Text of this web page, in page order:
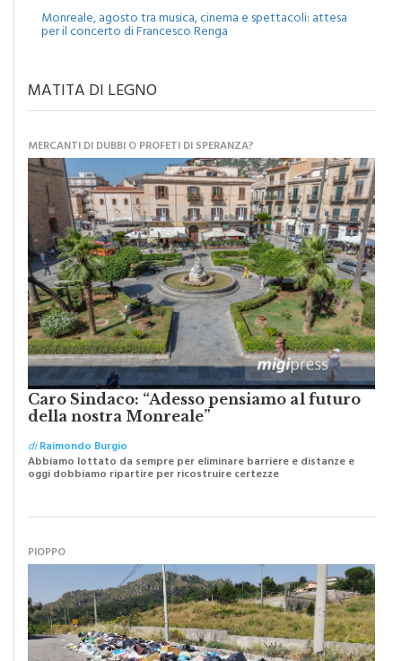
Eventi
Monreale, agosto tra musica, cinema e spettacoli: attesa
MATITA DI LEGNO
MERCANTI DI DUBBI O PROFETI DI SPERANZA?
Caro Sindaco: “Adesso pensiamo al futuro
della nostra Monreale”
diRaimondo Burgio